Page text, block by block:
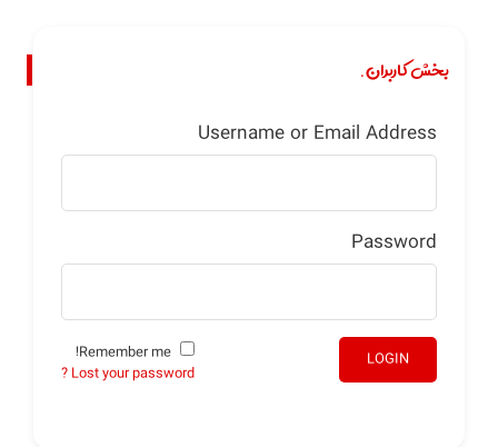
بخش کاربران.
Username or Email Address
Password
LOGIN
Lost your password ?